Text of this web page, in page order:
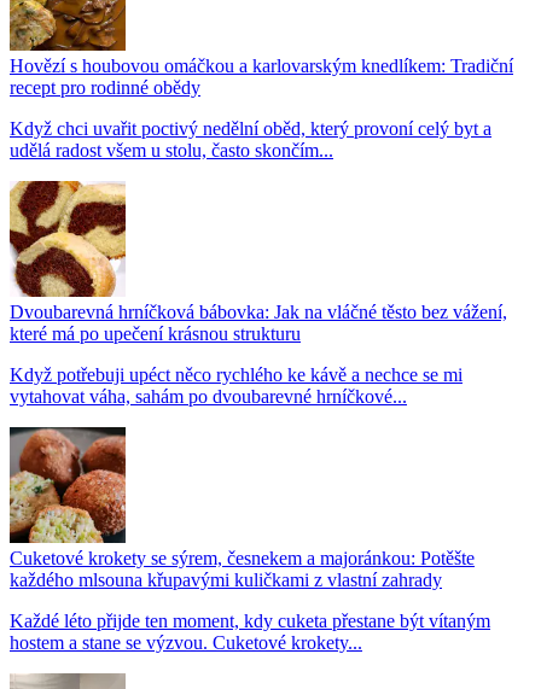
Hovězí s houbovou omáčkou a karlovarským knedlíkem: Tradiční
recept pro rodinné obědy
Když chci uvařit poctivý nedělní oběd, který provoní celý byt a
udělá radost všem u stolu, často skončím...
Dvoubarevná hrníčková bábovka: Jak na vláčné těsto bez vážení,
které má po upečení krásnou strukturu
Když potřebuji upéct něco rychlého ke kávě a nechce se mi
vytahovat váha, sahám po dvoubarevné hrníčkové...
Cuketové krokety se sýrem, česnekem a majoránkou: Potěšte
každého mlsouna křupavými kuličkami z vlastní zahrady
Každé léto přijde ten moment, kdy cuketa přestane být vítaným
hostem a stane se výzvou. Cuketové krokety...